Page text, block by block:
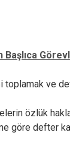
Başlıca
toplamak ve
özlük
göre defter